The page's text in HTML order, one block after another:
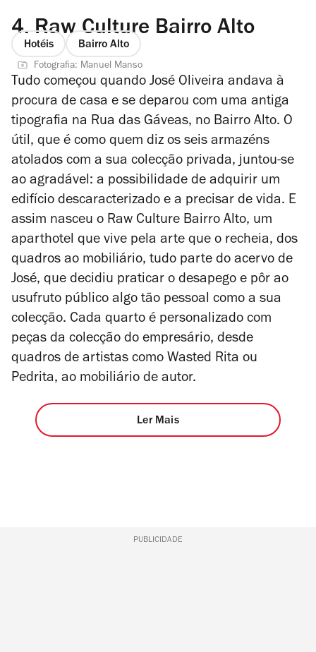
4. Raw Culture Bairro Alto
Hotéis Bairro Alto
Fotografia: Manuel Manso
Tudo começou quando José Oliveira andava à
procura de casa e se deparou com uma antiga
tipografia na Rua das Gáveas, no Bairro Alto. O
útil, que é como quem diz os seis armazéns
atolados com a sua colecção privada, juntou-se
ao agradável: a possibilidade de adquirir um
edifício descaracterizado e a precisar de vida. E
assim nasceu o Raw Culture Bairro Alto, um
aparthotel que vive pela arte que o recheia, dos
quadros ao mobiliário, tudo parte do acervo de
José, que decidiu praticar o desapego e pôr ao
usufruto público algo tão pessoal como a sua
colecção. Cada quarto é personalizado com
peças da colecção do empresário, desde
quadros de artistas como Wasted Rita ou
Pedrita, ao mobiliário de autor.
Ler Mais
PUBLICIDADE